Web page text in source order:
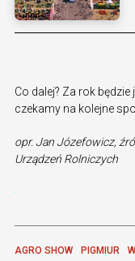
Co dalej? Za rok
czekamy na kolejne
opr. Jan Józefowicz,
Urządzeń Rolniczych
AGRO SHOW PIGMIUR